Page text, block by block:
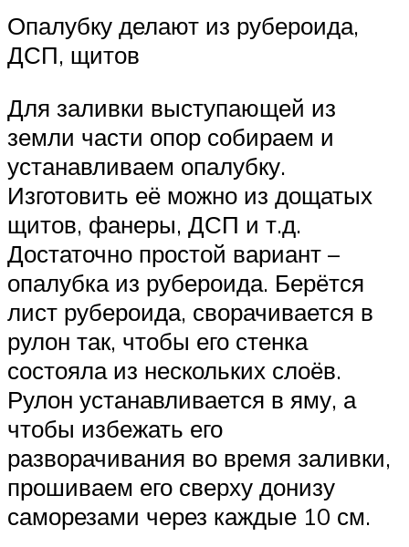
Опалубку делают из рубероида,
ДСП, щитов
Для заливки выступающей из
земли части опор собираем и
устанавливаем опалубку.
Изготовить её можно из дощатых
щитов, фанеры, ДСП и т.д.
Достаточно простой вариант –
опалубка из рубероида. Берётся
лист рубероида, сворачивается в
рулон так, чтобы его стенка
состояла из нескольких слоёв.
Рулон устанавливается в яму, а
чтобы избежать его
разворачивания во время заливки,
прошиваем его сверху донизу
саморезами через каждые 10 см.